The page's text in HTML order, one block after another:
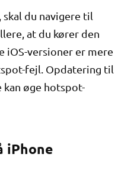
du navigere til
at du kører den
iOS-versioner er mere
fejl. Opdatering til
kan øge hotspot-
iPhone